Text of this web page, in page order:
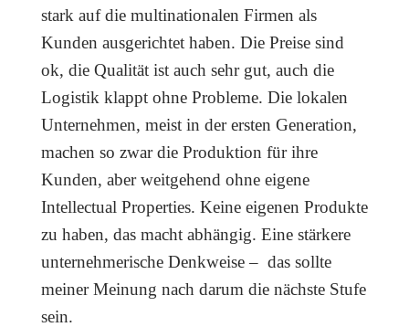
stark auf die multinationalen Firmen als
Kunden ausgerichtet haben. Die Preise sind
ok, die Qualität ist auch sehr gut, auch die
Logistik klappt ohne Probleme. Die lokalen
Unternehmen, meist in der ersten Generation,
machen so zwar die Produktion für ihre
Kunden, aber weitgehend ohne eigene
Intellectual Properties. Keine eigenen Produkte
zu haben, das macht abhängig. Eine stärkere
unternehmerische Denkweise – das sollte
meiner Meinung nach darum die nächste Stufe
sein.